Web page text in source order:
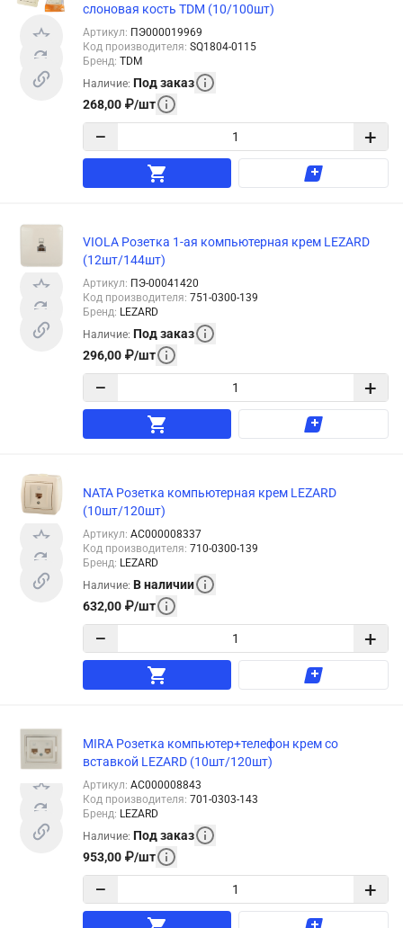
слоновая кость TDM (10/100шт)
Артикул: ПЭ000019969
Код производителя: SQ1804-0115
Бренд: TDM
Наличие: Под заказ
268,00 ₽/шт
− +
VIOLA Розетка 1-ая компьютерная крем LEZARD
(12шт/144шт)
Артикул: ПЭ-00041420
Код производителя: 751-0300-139
Бренд: LEZARD
Наличие: Под заказ
296,00 ₽/шт
− +
NATA Розетка компьютерная крем LEZARD
(10шт/120шт)
Артикул: АС000008337
Код производителя: 710-0300-139
Бренд: LEZARD
Наличие: В наличии
632,00 ₽/шт
− +
MIRA Розетка компьютер+телефон крем со
вставкой LEZARD (10шт/120шт)
Артикул: АС000008843
Код производителя: 701-0303-143
Бренд: LEZARD
Наличие: Под заказ
953,00 ₽/шт
− +